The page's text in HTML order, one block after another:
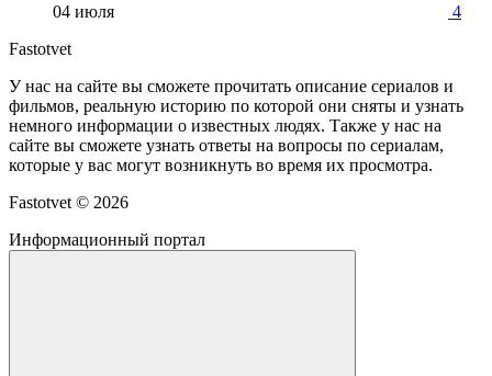
04 июля
4
Fastotvet
У нас на сайте вы сможете прочитать описание сериалов и
фильмов, реальную историю по которой они сняты и узнать
немного информации о известных людях. Также у нас на
сайте вы сможете узнать ответы на вопросы по сериалам,
которые у вас могут возникнуть во время их просмотра.
Fastotvet © 2026
Информационный портал